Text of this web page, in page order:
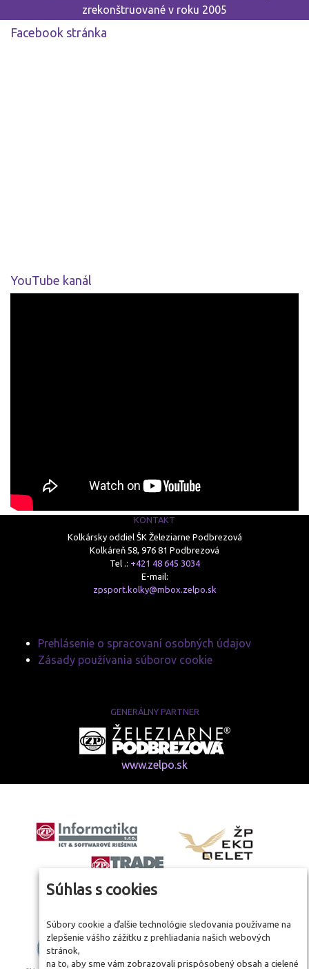
zrekonštruované v roku 2005
Facebook stránka
YouTube kanál
KONTAKT
Kolkársky oddiel ŠK Železiarne Podbrezová
Kolkáreň 58, 976 81 Podbrezová
Tel .: +421 48 645 3034
E-mail:
zpsport.kolky@mbox.zelpo.sk
Prehlásenie o spracovaní osobných údajov
Zásady používania súborov cookie
GENERÁLNY PARTNER
www.zelpo.sk
Súhlas s cookies
Súbory cookie a ďalšie technológie sledovania používame na
zlepšenie vášho zážitku z prehliadania našich webových
stránok,
na to, aby sme vám zobrazovali prispôsobený obsah a cielené